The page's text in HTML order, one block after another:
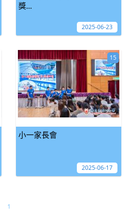
獎...
2025-06-23
小一家長會
15
2025-06-17
1